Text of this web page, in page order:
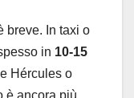
breve. In taxi o
in 10-15
Hércules o
è ancora più